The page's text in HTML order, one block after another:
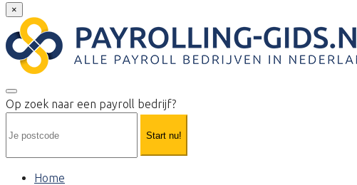
×
Op zoek naar een payroll bedrijf?
Start nu!
Home